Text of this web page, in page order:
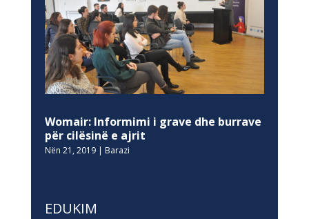
Womair: Informimi i grave dhe burrave
për cilësinë e ajrit
Nën 21, 2019| Barazi
EDUKIM